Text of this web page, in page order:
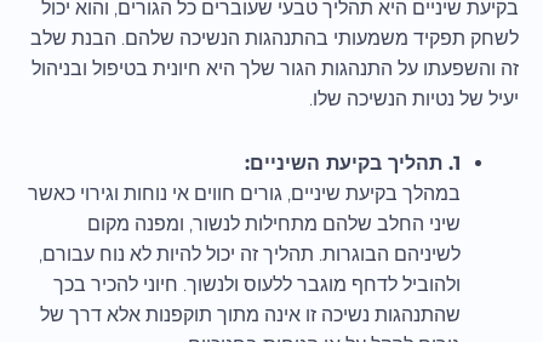
בקיעת שיניים היא תהליך טבעי שעוברים כל הגורים, והוא יכול
לשחק תפקיד משמעותי בהתנהגות הנשיכה שלהם. הבנת שלב
זה והשפעתו על התנהגות הגור שלך היא חיונית בטיפול ובניהול
יעיל של נטיות הנשיכה שלו.
1. תהליך בקיעת השיניים:
במהלך בקיעת שיניים, גורים חווים אי נוחות וגירוי כאשר
שיני החלב שלהם מתחילות לנשור, ומפנה מקום
לשיניהם הבוגרות. תהליך זה יכול להיות לא נוח עבורם,
ולהוביל לדחף מוגבר ללעוס ולנשוך. חיוני להכיר בכך
שהתנהגות נשיכה זו אינה מתוך תוקפנות אלא דרך של